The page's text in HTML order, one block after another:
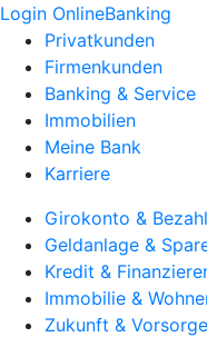
Login OnlineBanking
Privatkunden
Firmenkunden
Banking & Service
Immobilien
Meine Bank
Karriere
Girokonto &
Geldanlage &
Kredit &
Immobilie &
Zukunft &